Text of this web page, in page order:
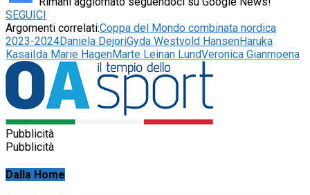
SEGUICI
Argomenti correlati:Coppa del Mondo combinata nordica
2023-2024Daniela DejoriGyda Westvold HansenHaruka
KasaiIda Marie HagenMarte Leinan LundVeronica Gianmoena
Pubblicità
Pubblicità
Dalla Home